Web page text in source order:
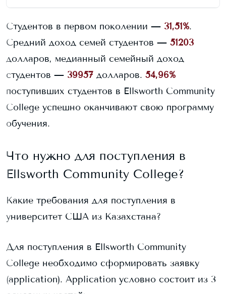
Студентов в первом поколении — 31,51%.
Средний доход семей студентов — 51203
долларов, медианный семейный доход
студентов — 39957 долларов. 54,96%
поступивших студентов в Ellsworth Community
College успешно оканчивают свою программу
обучения.
Что нужно для поступления в
Ellsworth Community College?
Какие требования для поступления в
университет США из Казахстана?
Для поступления в Ellsworth Community
College необходимо сформировать заявку
(application). Application условно состоит из 3